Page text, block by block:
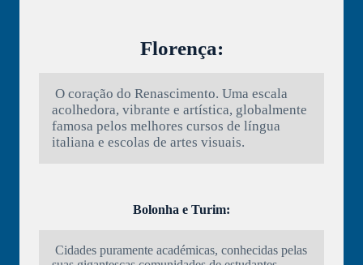
Florença:
O coração do Renascimento. Uma escala
acolhedora, vibrante e artística, globalmente
famosa pelos melhores cursos de língua
italiana e escolas de artes visuais.
Bolonha e Turim:
Cidades puramente académicas, conhecidas pelas